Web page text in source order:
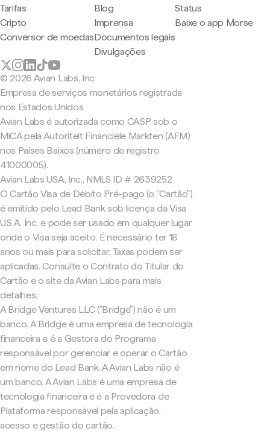
Tarifas
Cripto
Conversor de moedas
Blog
Imprensa
Documentos legais
Divulgações
Status
Baixe o app Morse
© 2026 Avian Labs, Inc
Empresa de serviços monetários registrada
nos Estados Unidos
Avian Labs é autorizada como CASP sob o
MiCA pela Autoriteit Financiële Markten (AFM)
nos Países Baixos (número de registro
41000005).
Avian Labs USA, Inc., NMLS ID # 2639252
O Cartão Visa de Débito Pré-pago (o "Cartão")
é emitido pelo Lead Bank sob licença da Visa
U.S.A. Inc. e pode ser usado em qualquer lugar
onde o Visa seja aceito. É necessário ter 18
anos ou mais para solicitar. Taxas podem ser
aplicadas. Consulte o Contrato do Titular do
Cartão e o site da Avian Labs para mais
detalhes.
A Bridge Ventures LLC ("Bridge") não é um
banco. A Bridge é uma empresa de tecnologia
financeira e é a Gestora do Programa
responsável por gerenciar e operar o Cartão
em nome do Lead Bank. A Avian Labs não é
um banco. A Avian Labs é uma empresa de
tecnologia financeira e é a Provedora de
Plataforma responsável pela aplicação,
acesso e gestão do cartão.